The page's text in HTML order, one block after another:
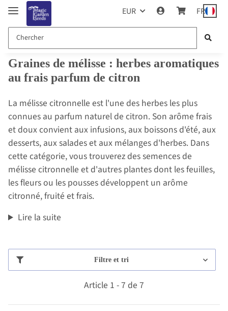
EUR FR
Graines de mélisse : herbes aromatiques
au frais parfum de citron
La mélisse citronnelle est l'une des herbes les plus
connues au parfum naturel de citron. Son arôme frais
et doux convient aux infusions, aux boissons d'été, aux
desserts, aux salades et aux mélanges d'herbes. Dans
cette catégorie, vous trouverez des semences de
mélisse citronnelle et d'autres plantes dont les feuilles,
les fleurs ou les pousses développent un arôme
citronné, fruité et frais.
Lire la suite
Filtre et tri
Article 1 - 7 de 7